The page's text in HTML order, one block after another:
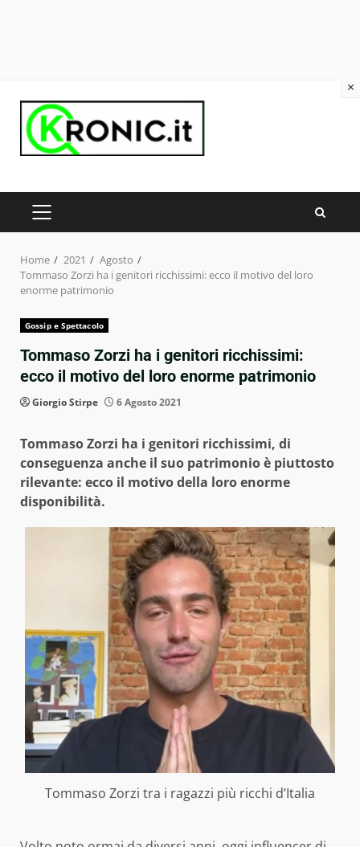
content
PRIMARY
Home 2021
Agosto
Tommaso Zorzi ha i genitori ricchissimi: ecco il motivo del loro
enorme patrimonio
Gossip e Spettacolo
Tommaso Zorzi ha i genitori ricchissimi:
ecco il motivo del loro enorme patrimonio
Giorgio Stirpe 6 Agosto 2021
Tommaso Zorzi ha i genitori ricchissimi, di
conseguenza anche il suo patrimonio è piuttosto
rilevante: ecco il motivo della loro enorme
disponibilità.
Tommaso Zorzi tra i ragazzi più ricchi d’Italia
×